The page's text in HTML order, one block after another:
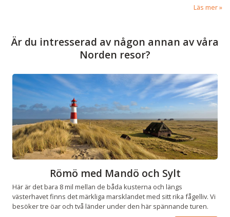
Läs mer
Är du intresserad av någon annan av våra
Norden resor?
Römö med Mandö och Sylt
Här är det bara 8 mil mellan de båda kusterna och längs
västerhavet finns det märkliga marsklandet med sitt rika fågelliv. Vi
besöker tre öar och två länder under den här spännande turen.